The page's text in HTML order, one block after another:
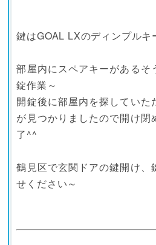
鍵はGOAL LXのディンプルキ
部屋内にスペアキーがあるそ
錠作業～
開錠後に部屋内を探していた
が見つかりましたので開け閉
了^^
鶴見区で玄関ドアの鍵開け、
せください～